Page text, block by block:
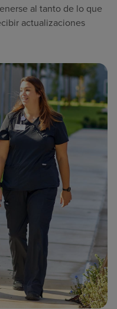
al tanto de lo que
actualizaciones